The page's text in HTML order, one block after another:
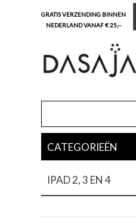
GRATIS VERZENDING BINNEN
NEDERLAND VANAF € 25,--
CATEGORIEËN
IPAD 2, 3 EN 4